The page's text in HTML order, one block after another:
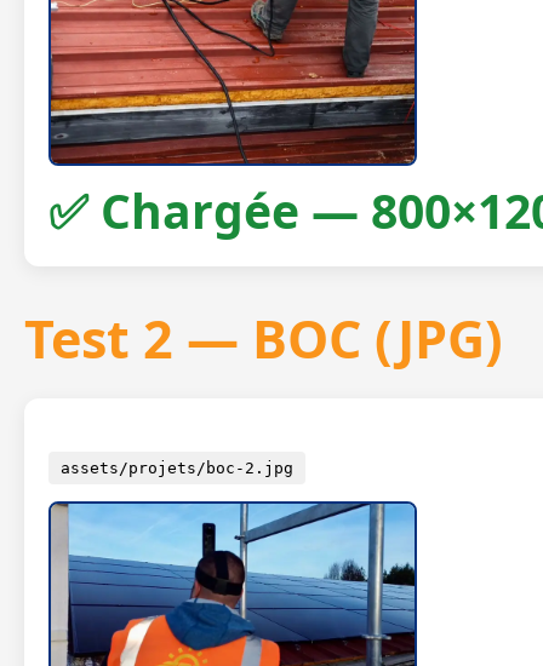
✅ Chargée —
Test 2 — BOC (JPG)
assets/projets/boc-2.jpg